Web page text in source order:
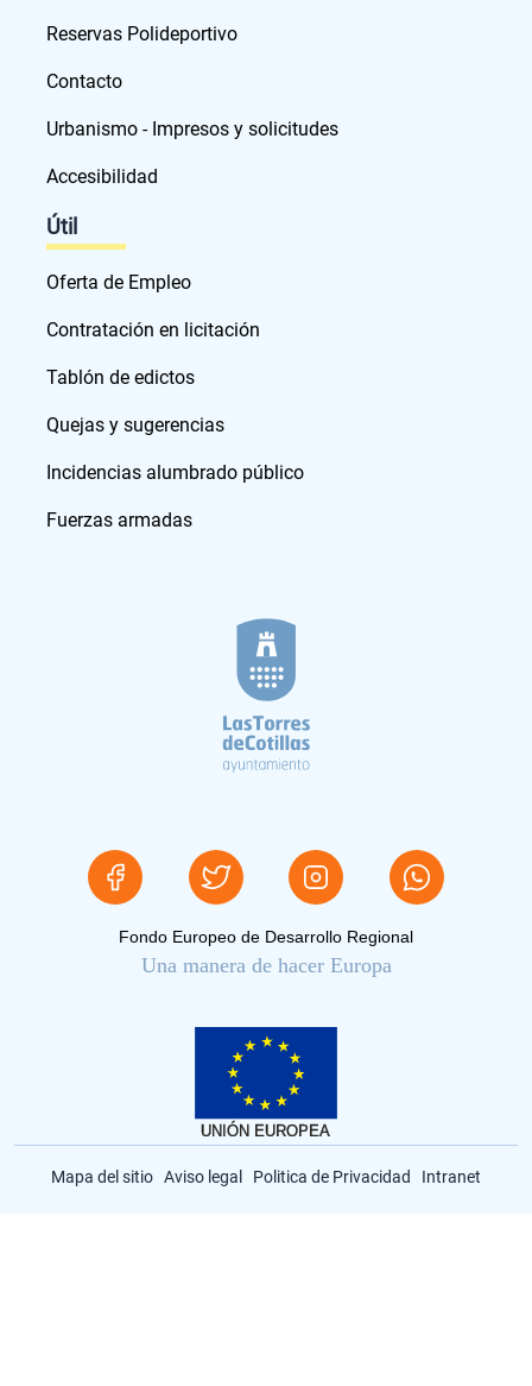
Reservas Polideportivo
Contacto
Urbanismo - Impresos y solicitudes
Accesibilidad
Útil
Oferta de Empleo
Contratación en licitación
Tablón de edictos
Quejas y sugerencias
Incidencias alumbrado público
Fuerzas armadas
Fondo Europeo de Desarrollo Regional
Una manera de hacer Europa
Mapa del sitio Aviso legal Politica de Privacidad Intranet